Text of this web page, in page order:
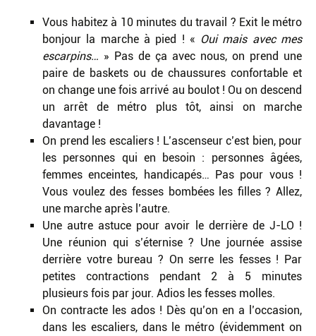
Vous habitez à 10 minutes du travail ? Exit le métro
bonjour la marche à pied ! « Oui mais avec mes
escarpins… » Pas de ça avec nous, on prend une
paire de baskets ou de chaussures confortable et
on change une fois arrivé au boulot ! Ou on descend
un arrêt de métro plus tôt, ainsi on marche
davantage !
On prend les escaliers ! L’ascenseur c’est bien, pour
les personnes qui en besoin : personnes âgées,
femmes enceintes, handicapés… Pas pour vous !
Vous voulez des fesses bombées les filles ? Allez,
une marche après l’autre.
Une autre astuce pour avoir le derrière de J-LO !
Une réunion qui s’éternise ? Une journée assise
derrière votre bureau ? On serre les fesses ! Par
petites contractions pendant 2 à 5 minutes
plusieurs fois par jour. Adios les fesses molles.
On contracte les ados ! Dès qu’on en a l’occasion,
dans les escaliers, dans le métro (évidemment on